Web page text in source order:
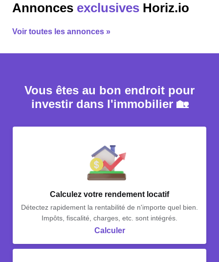
Annonces exclusives Horiz.io
Voir toutes les annonces »
Vous êtes au bon endroit pour
investir dans l'immobilier 🏡
Calculez votre rendement locatif
Détectez rapidement la rentabilité de n'importe quel bien.
Impôts, fiscalité, charges, etc. sont intégrés.
Calculer